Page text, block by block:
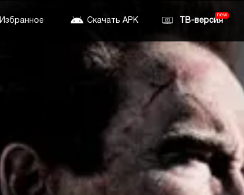
Избранное Скачать APK ТВ-версия